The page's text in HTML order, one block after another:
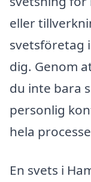
eller
svetsföretag
dig. Genom
du inte bara
personlig
hela
En svets i